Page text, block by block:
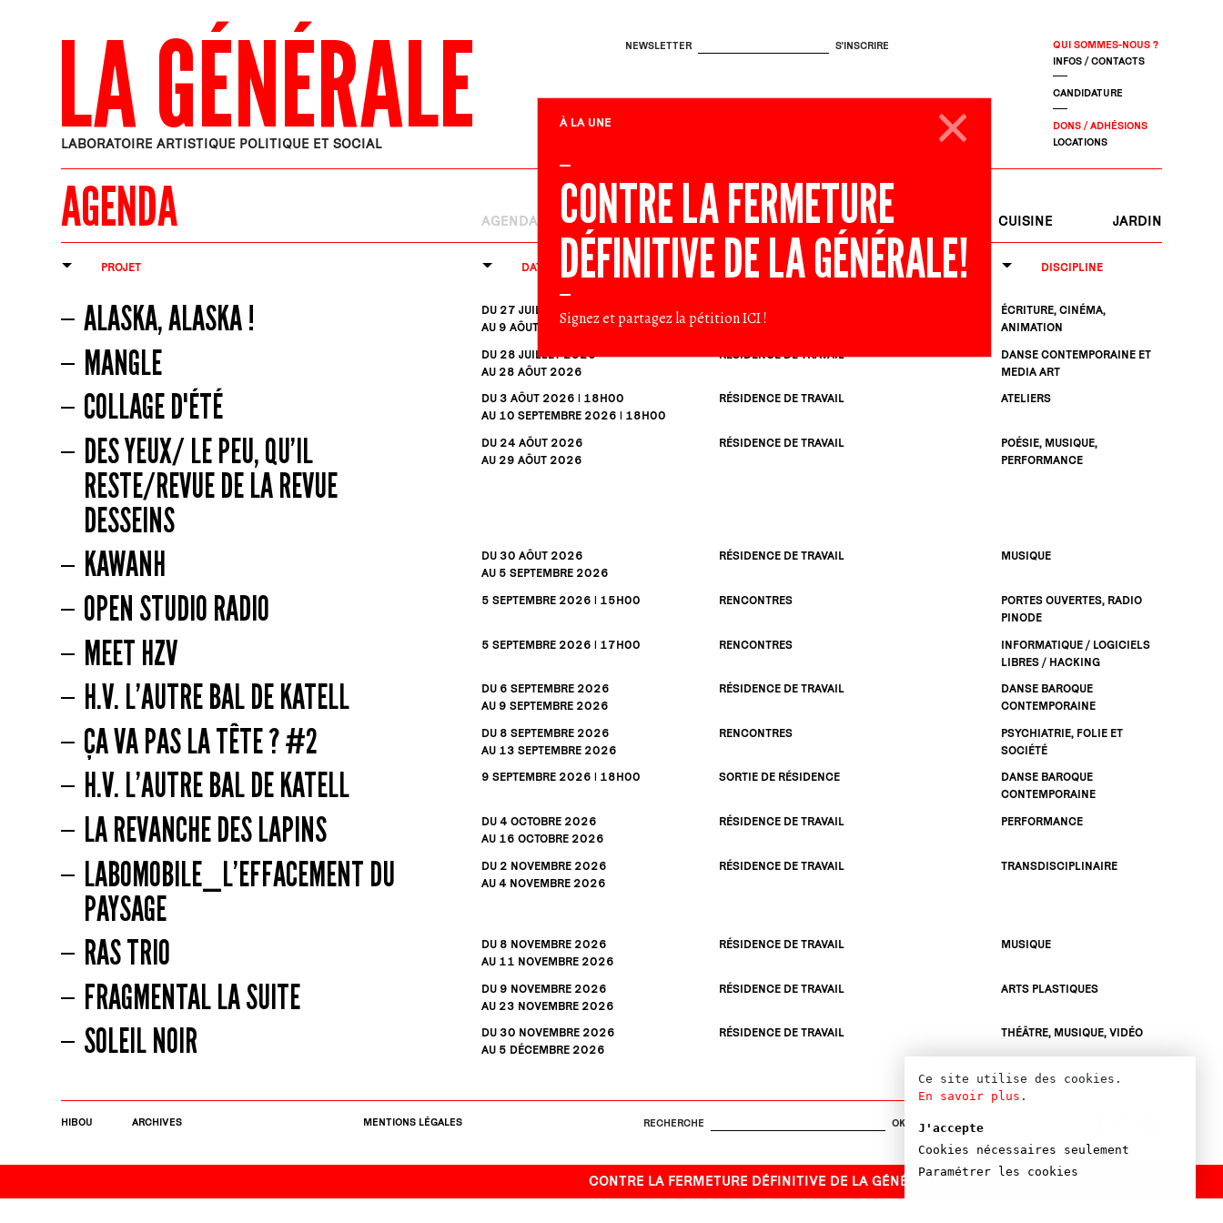
LA GÉNÉRALE
LABORATOIRE ARTISTIQUE POLITIQUE ET SOCIAL
NEWSLETTER
QUI SOMMES-NOUS ?
INFOS / CONTACTS
CANDIDATURE
DONS / ADHÉSIONS
LOCATIONS
AGENDA AGENDA EN LUTTE RENDEZ-VOUS JOURNAL CUISINE JARDIN
PROJET DATES NATURE DISCIPLINE
ALASKA, ALASKA ! DU 27JUILLET
2026
AU 9AÔUT 2026
RÉSIDENCE DE TRAVAIL
ÉCRITURE, CINÉMA,
ANIMATION
MANGLE DU 28JUILLET2026
AU 28AÔUT 2026
RÉSIDENCE DE TRAVAIL
DANSE CONTEMPORAINE ET
MEDIA ART
COLLAGE D'ÉTÉ DU 3AÔUT 2026 | 18H00
AU 10SEPTEMBRE 2026 | 18H00
RÉSIDENCE DE TRAVAIL ATELIERS
DES YEUX/ LE PEU, QU’IL
RESTE/REVUE DE LA REVUE
DESSEINS
DU 24AÔUT 2026
AU 29AÔUT 2026
RÉSIDENCE DE TRAVAIL
POÉSIE, MUSIQUE,
PERFORMANCE
KAWANH DU 30AÔUT 2026
AU 5SEPTEMBRE 2026
RÉSIDENCE DE TRAVAIL MUSIQUE
OPEN STUDIO RADIO 5SEPTEMBRE 2026 | 15H00 RENCONTRES
PORTES OUVERTES, RADIO
PINODE
MEET HZV 5SEPTEMBRE 2026 | 17H00 RENCONTRES
INFORMATIQUE / LOGICIELS
LIBRES / HACKING
H.V. L’AUTRE BAL DE KATELL DU 6SEPTEMBRE 2026
AU 9SEPTEMBRE 2026
RÉSIDENCE DE TRAVAIL
DANSE BAROQUE
CONTEMPORAINE
ÇA VA PAS LA TÊTE ? #2 DU 8SEPTEMBRE 2026
AU 13SEPTEMBRE 2026
RENCONTRES
PSYCHIATRIE, FOLIE ET
SOCIÉTÉ
H.V. L’AUTRE BAL DE KATELL 9SEPTEMBRE 2026 | 18H00 SORTIE DE RÉSIDENCE
DANSE BAROQUE
CONTEMPORAINE
LA REVANCHE DES LAPINS DU 4OCTOBRE 2026
AU 16OCTOBRE 2026
RÉSIDENCE DE TRAVAIL PERFORMANCE
LABOMOBILE_L’EFFACEMENT DU
PAYSAGE
DU 2 NOVEMBRE 2026
AU 4 NOVEMBRE 2026
RÉSIDENCE DE TRAVAIL TRANSDISCIPLINAIRE
RAS TRIO DU 8 NOVEMBRE 2026
AU 11 NOVEMBRE 2026
RÉSIDENCE DE TRAVAIL MUSIQUE
FRAGMENTAL LA SUITE DU 9 NOVEMBRE 2026
AU 23 NOVEMBRE 2026
RÉSIDENCE DE TRAVAIL ARTS PLASTIQUES
SOLEIL NOIR DU 30 NOVEMBRE 2026
AU 5 DÉCEMBRE 2026
RÉSIDENCE DE TRAVAIL THÉÂTRE, MUSIQUE, VIDÉO
HIBOU ARCHIVES MENTIONS LÉGALES RECHERCHE OK
CONTRE LA FERMETURE DÉFINITIVE DE LA GÉNÉRALE!
À LA UNE
CONTRE LA FERMETURE
DÉFINITIVE DE LA GÉNÉRALE!
Signez et partagez la pétitionICI!
Ce site utilise des cookies.
En savoir plus .
J'accepte
Cookies nécessaires seulement
Paramétrer les cookies